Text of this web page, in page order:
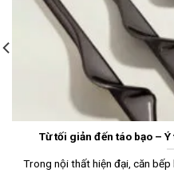
Từ tối giản đến táo bạo –
Trong nội thất hiện đại, căn